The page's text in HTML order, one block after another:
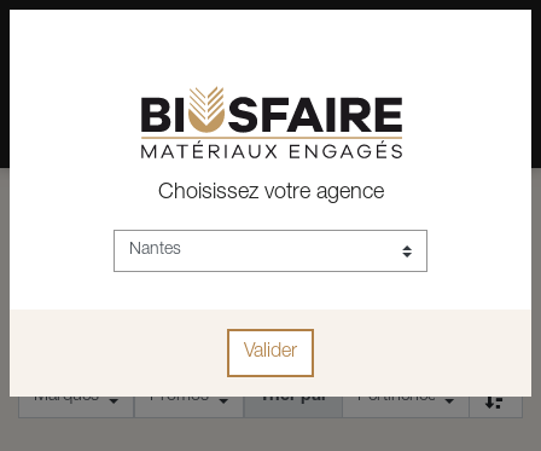
Depuis plus de 15 ans, conseil et vente de matériaux pour un
habitat pérenne.
Trier par
Choisissez votre agence
Valider